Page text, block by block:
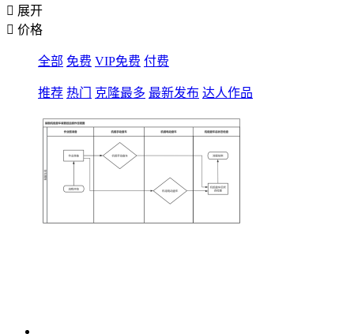
 展开
 价格
全部 免费 VIP免费 付费
推荐 热门 克隆最多 最新发布 达人作品